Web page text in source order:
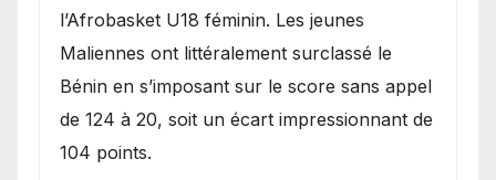
l’Afrobasket U18 féminin. Les jeunes
Maliennes ont littéralement surclassé le
Bénin en s’imposant sur le score sans appel
de 124 à 20, soit un écart impressionnant de
104 points.